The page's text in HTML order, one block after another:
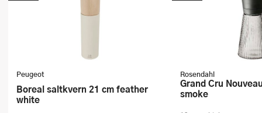
Peugeot
Boreal saltkvern 21 cm feather
white
Rosendahl
Grand Cru Nouveau kvern 17 cm
smoke